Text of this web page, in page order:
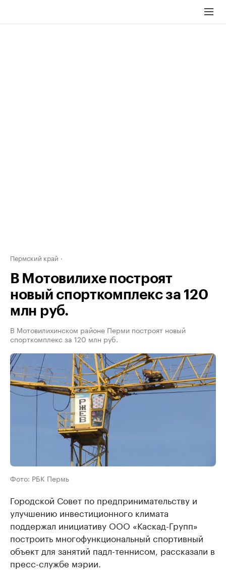
Пермский край
В Мотовилихе построят
новый спорткомплекс за 120
млн руб.
В Мотовилихинском районе Перми построят новый
спорткомплекс за 120 млн руб.
Фото: РБК Пермь
Городской Совет по предпринимательству и
улучшению инвестиционного климата
поддержал инициативу ООО «Каскад-Групп»
построить многофункциональный спортивный
объект для занятий падл-теннисом, рассказали в
пресс-службе мэрии.